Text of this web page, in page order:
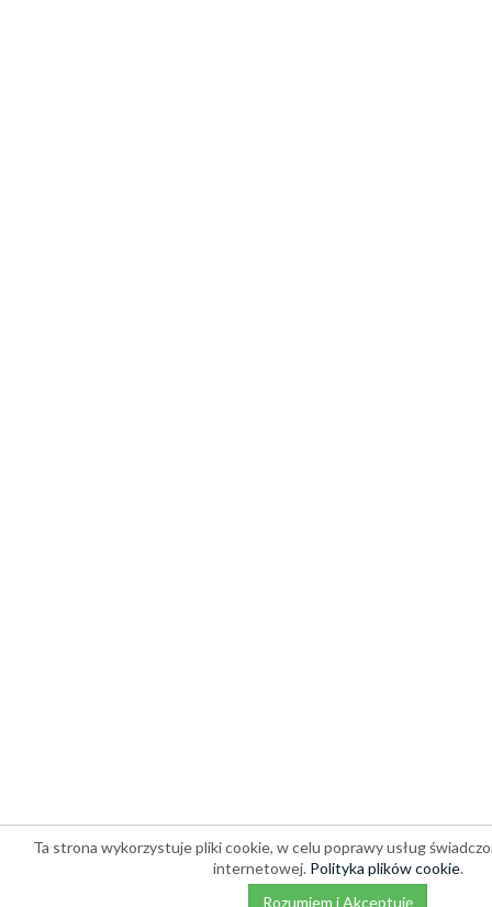
Ta strona wykorzystuje pliki cookie, w celu poprawy usług
internetowej. Polityka plików cookie.
Rozumiem i Akceptuję